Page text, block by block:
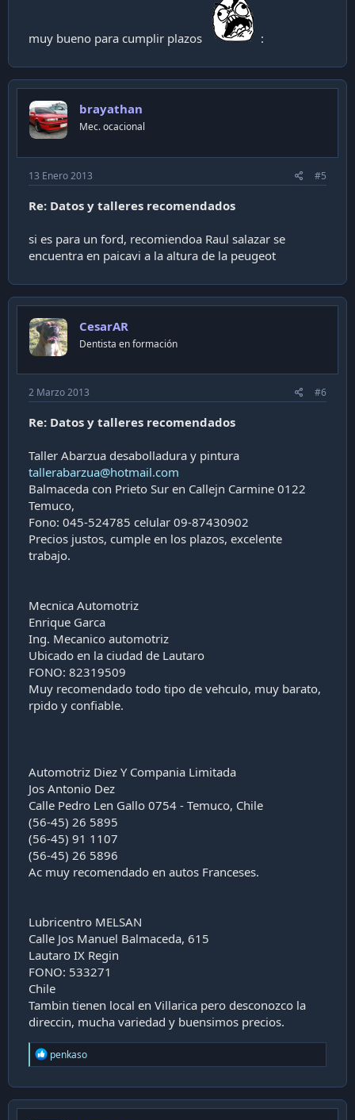
muy bueno para cumplir plazos :
brayathan
Mec. ocacional
13 Enero 2013 #5
Re: Datos y talleres recomendados
si es para un ford, recomiendoa Raul salazar se
encuentra en paicavi a la altura de la peugeot
CesarAR
Dentista en formación
2 Marzo 2013 #6
Re: Datos y talleres recomendados
Taller Abarzua desabolladura y pintura
tallerabarzua@hotmail.com
Balmaceda con Prieto Sur en Callejn Carmine 0122
Temuco,
Fono: 045-524785 celular 09-87430902
Precios justos, cumple en los plazos, excelente
trabajo.
Mecnica Automotriz
Enrique Garca
Ing. Mecanico automotriz
Ubicado en la ciudad de Lautaro
FONO: 82319509
Muy recomendado todo tipo de vehculo, muy barato,
rpido y confiable.
Automotriz Diez Y Compania Limitada
Jos Antonio Dez
Calle Pedro Len Gallo 0754 - Temuco, Chile
(56-45) 26 5895
(56-45) 91 1107
(56-45) 26 5896
Ac muy recomendado en autos Franceses.
Lubricentro MELSAN
Calle Jos Manuel Balmaceda, 615
Lautaro IX Regin
FONO: 533271
Chile
Tambin tienen local en Villarica pero desconozco la
direccin, mucha variedad y buensimos precios.
R
e
c
t
penkaso